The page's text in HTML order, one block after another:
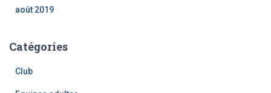
août 2019
Catégories
Club